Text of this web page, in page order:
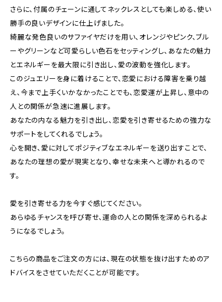
さらに、付属のチェーンに通してネックレスとしても楽しめる、使い
勝手の良いデザインに仕上げました。
綺麗な発色良いのサファイヤだけを用い、オレンジやピンク、ブル
ーやグリーンなど可愛らしい色石をセッティングし、あなたの魅力
とエネルギーを最大限に引き出し、愛の波動を強化します。
このジュエリーを身に着けることで、恋愛における障害を乗り越
え、今まで上手くいかなかったことでも、恋愛運が上昇し、意中の
人との関係が急速に進展します。
あなたの内なる魅力を引き出し、恋愛を引き寄せるための強力な
サポートをしてくれるでしょう。
心を開き、愛に対してポジティブなエネルギーを送り出すことで、
あなたの理想の愛が現実となり、幸せな未来へと導かれるので
す。
愛を引き寄せる力を今すぐ感じてください。
あらゆるチャンスを呼び寄せ、運命の人との関係を深められるよ
うになるでしょう。
こちらの商品をご注文の方には、現在の状態を抜け出すためのア
ドバイスをさせていただくことが可能です。